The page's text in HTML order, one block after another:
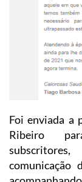
Foi enviada a
Ribeiro
comunicação